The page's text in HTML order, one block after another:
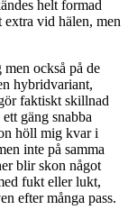
helt formad
extra vid hälen, men
också på de
hybridvariant,
faktiskt skillnad
gäng snabba
höll mig kvar i
inte på samma
blir skon något
fukt eller lukt,
efter många pass.